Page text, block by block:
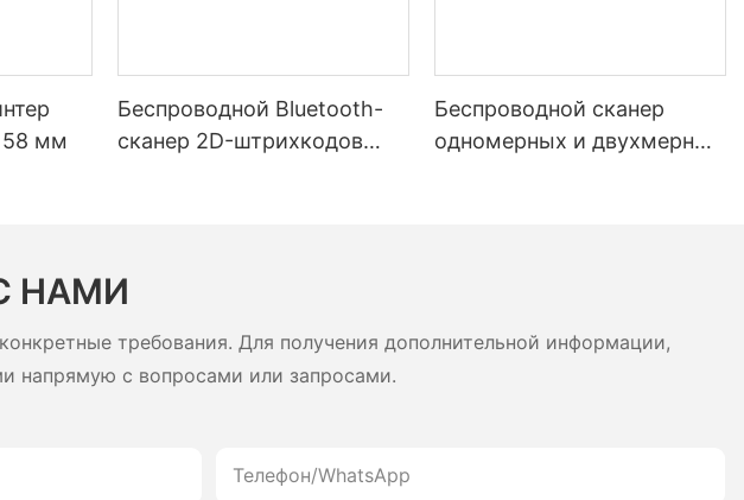
58 мм
Беспроводной Bluetooth-
сканер 2D-штрихкодов
логистики.
Беспроводной сканер
одномерных и двухмерных
НАМИ
требования. Для получения дополнительной информации,
напрямую с вопросами или запросами.
Телефон/WhatsApp